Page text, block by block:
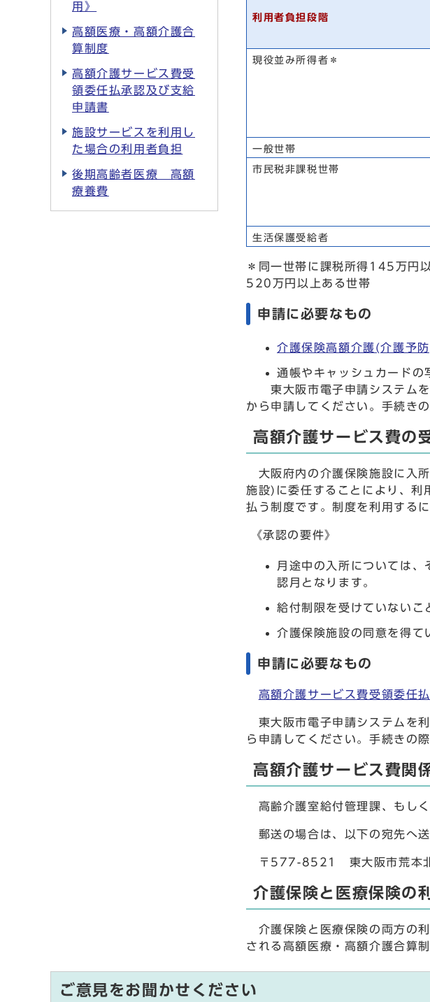
利用者負担段階
現役並み所得者＊
一般世帯
市民税非課税世帯
生活保護受給者
＊同一世帯に課税所得145万円
520万円以上ある世帯
申請に必要なもの
介護保険高額介護(介護予
通帳やキャッシュカードの
東大阪市電子申請システムを
から申請してください。手続き
高額介護サービス費の
大阪府内の介護保険施設に入
施設)に委任することにより、利
払う制度です。制度を利用する
《承認の要件》
月途中の入所については
認月となります。
給付制限を受けていないこ
介護保険施設の同意を得て
申請に必要なもの
高額介護サービス費受領委任
東大阪市電子申請システムを
ら申請してください。手続きの
高額介護サービス費関
高齢介護室給付管理課、もし
郵送の場合は、以下の宛先へ送
〒577-8521 東大阪市荒本
介護保険と医療保険の
介護保険と医療保険の両方の
される高額医療・高額介護合算
用》
高額医療・高額介護合
算制度
高額介護サービス費受
領委任払承認及び支給
申請書
施設サービスを利用し
た場合の利用者負担
後期高齢者医療 高額
療養費
ご意見をお聞かせください